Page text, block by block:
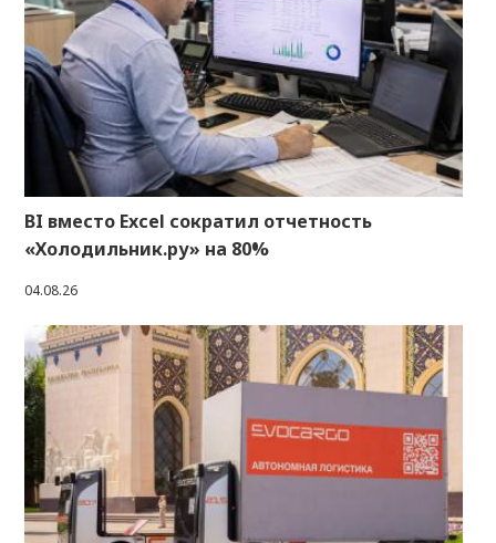
BI вместо Excel сократил отчетность
«Холодильник.ру» на 80%
04.08.26